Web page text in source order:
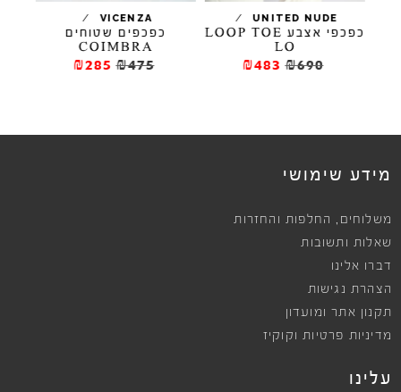
UNITED NUDE
/
כפכפי אצבע LOOP TOE
LO
₪690
₪483
VICENZA
/
כפכפים שטוחים
COIMBRA
₪475
₪285
מידע שימושי
משלוחים , החלפות והחזרות
שאלות ותשובות
דברו אלינו
הצהרת נגישות
תקנון אתר ומועדון
מדיניות פרטיות וקוקיז
עלינו